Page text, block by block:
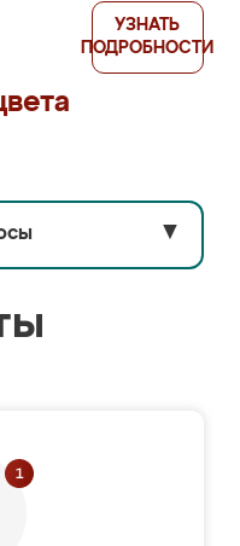
УЗНАТЬ
ПОДРОБНОСТИ
▼